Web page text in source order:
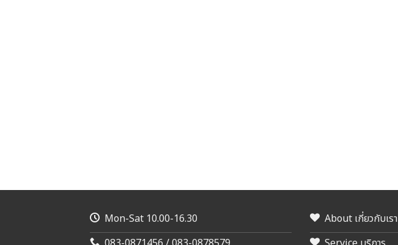
Mon-Sat 10.00-16.30
About เกี่ยวกับเรา